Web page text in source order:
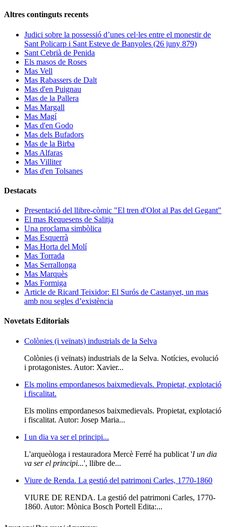
Altres continguts recents
Judici sobre la possessió d’unes cel·les entre el monestir de
Sant Policarp i Sant Esteve de Banyoles (26 juny 879)
Sant Cebrià de Penida
Els masos de Roses
Mas Vell
Mas Rabassers de Dalt
Mas d'en Puignau
Mas de la Pallera
Mas Margall
Mas Magí
Mas d'en Godo
Mas dels Bufadors
Mas de la Birba
Mas Alfaras
Mas Villiter
Mas d'en Tolsanes
Destacats
Presentació del llibre-còmic "El tren d'Olot al Pas del Gegant"
El mas Requesens de Salitja
Una proclama simbòlica
Mas Esquerrà
Mas Horta del Molí
Mas Torrada
Mas Serrallonga
Mas Marquès
Mas Formiga
Article de Ricard Teixidor: El Surós de Castanyet, un mas
amb nou segles d’existència
Novetats Editorials
Colònies (i veïnats) industrials de la Selva
Colònies (i veïnats) industrials de la Selva. Notícies, evolució
i protagonistes. Autor: Xavier...
Els molins empordanesos baixmedievals. Propietat, explotació
i fiscalitat.
Els molins empordanesos baixmedievals. Propietat, explotació
i fiscalitat. Autor: Josep Maria...
I un dia va ser el principi...
L'arqueòloga i restauradora Mercè Ferré ha publicat 'I un dia
va ser el principi...', llibre de...
Viure de Renda. La gestió del patrimoni Carles, 1770-1860
VIURE DE RENDA. La gestió del patrimoni Carles, 1770-
1860. Autor: Mònica Bosch Portell Edita:...